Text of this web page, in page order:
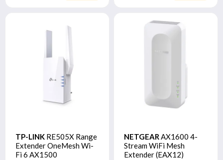
TP-LINK RE505X Range
Extender OneMesh Wi-
Fi 6 AX1500
NETGEARAX1600 4-
Stream WiFi Mesh
Extender (EAX12)